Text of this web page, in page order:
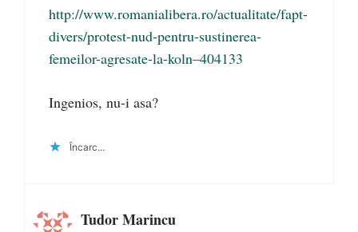
http://www.romanialibera.ro/actualitate/fapt-
divers/protest-nud-pentru-sustinerea-
femeilor-agresate-la-koln–404133
Ingenios, nu-i asa?
Încarc...
Tudor Marincu